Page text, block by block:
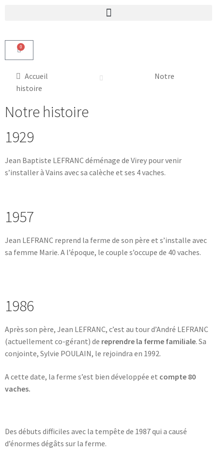
0
Accueil
Notre
histoire
Notre histoire
1929
Jean Baptiste LEFRANC déménage de Virey pour venir
s’installer à Vains avec sa calèche et ses 4 vaches.
1957
Jean LEFRANC reprend la ferme de son père et s’installe avec
sa femme Marie. A l’époque, le couple s’occupe de 40 vaches.
Des débuts difficiles avec la tempête de 1987 qui a causé
d’énormes dégâts sur la ferme.
1986
Après son père, Jean LEFRANC, c’est au tour d’André LEFRANC
(actuellement co-gérant) de reprendre la ferme familiale. Sa
conjointe, Sylvie POULAIN, le rejoindra en 1992.
A cette date, la ferme s’est bien développée et compte 80
vaches.